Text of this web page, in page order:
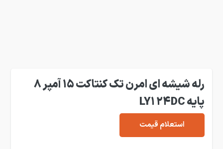
رله شیشه ای امرن تک کنتاکت 15 آمپر 8
پایه LY1 24DC
استعلام قیمت